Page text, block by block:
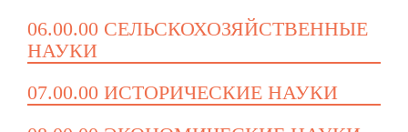
06.00.00 СЕЛЬСКОХОЗЯЙСТВЕННЫЕ
НАУКИ
07.00.00 ИСТОРИЧЕСКИЕ НАУКИ